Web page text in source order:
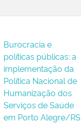
Burocracia e
políticas públicas: a
implementação da
Política Nacional de
Humanização dos
Serviços de Saúde
em Porto Alegre/RS